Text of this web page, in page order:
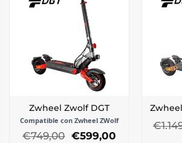
Zwheel Zwolf DGT
Compatible con Zwheel ZWolf
€749,00 El
€599,00El
€